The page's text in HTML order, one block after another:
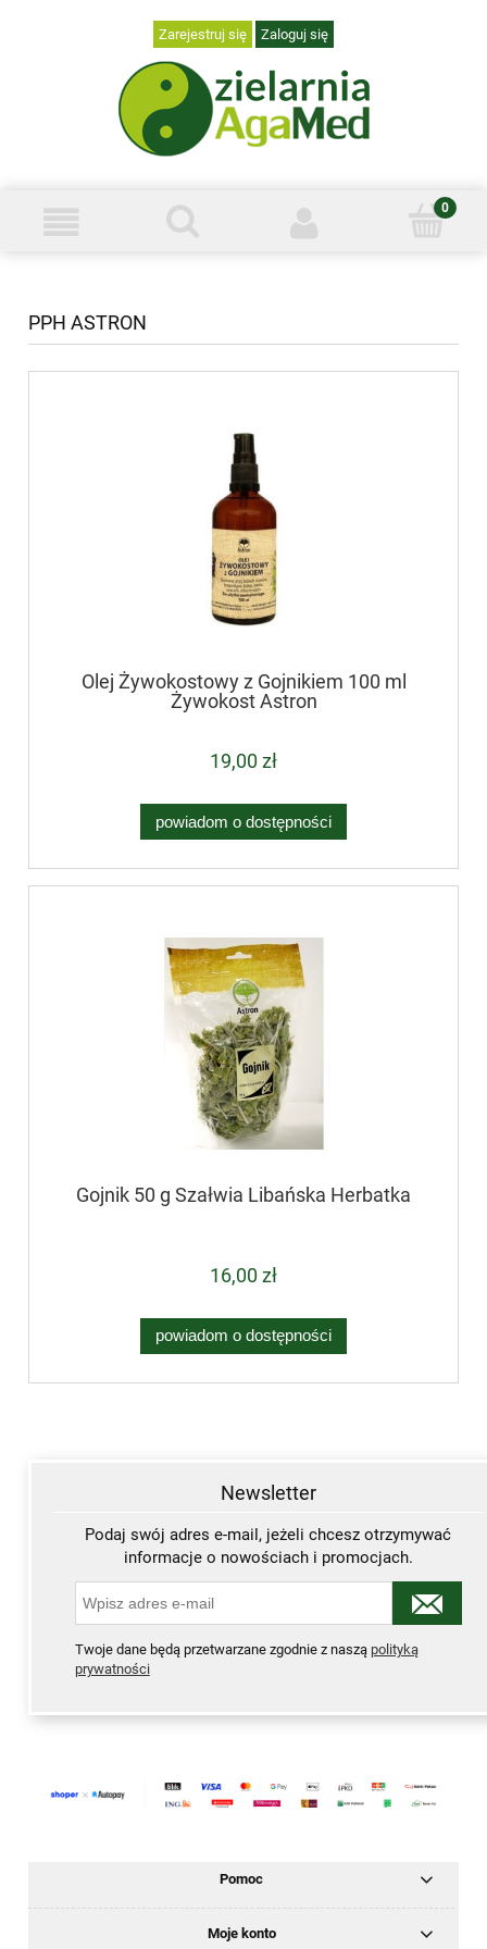
Zarejestruj się Zaloguj się
PPH ASTRON
Olej Żywokostowy z Gojnikiem 100 ml
Żywokost Astron
19,00 zł
powiadom o dostępności
Gojnik 50 g Szałwia Libańska Herbatka
16,00 zł
powiadom o dostępności
Newsletter
Podaj swój adres e-mail, jeżeli chcesz otrzymywać
informacje o nowościach i promocjach.
Twoje dane będą przetwarzane zgodnie z naszą polityką
prywatności
Pomoc
Moje konto